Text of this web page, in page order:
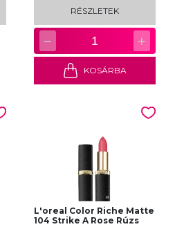
RÉSZLETEK
− 1 +
KOSÁRBA
L'oreal Color Riche Matte
104 Strike A Rose Rúzs